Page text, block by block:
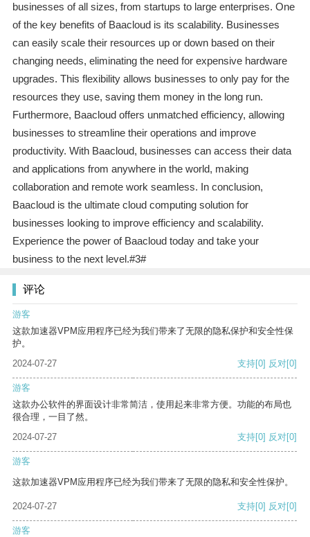
businesses of all sizes, from startups to large enterprises. One
of the key benefits of Baacloud is its scalability. Businesses
can easily scale their resources up or down based on their
changing needs, eliminating the need for expensive hardware
upgrades. This flexibility allows businesses to only pay for the
resources they use, saving them money in the long run.
Furthermore, Baacloud offers unmatched efficiency, allowing
businesses to streamline their operations and improve
productivity. With Baacloud, businesses can access their data
and applications from anywhere in the world, making
collaboration and remote work seamless. In conclusion,
Baacloud is the ultimate cloud computing solution for
businesses looking to improve efficiency and scalability.
Experience the power of Baacloud today and take your
business to the next level.#3#
评论
游客
这款加速器VPM应用程序已经为我们带来了无限的隐私保护和安全性保
护。
2024-07-27
支持[0] 反对[0]
游客
这款办公软件的界面设计非常简洁，使用起来非常方便。功能的布局也
很合理，一目了然。
2024-07-27
支持[0] 反对[0]
游客
这款加速器VPM应用程序已经为我们带来了无限的隐私和安全性保护。
2024-07-27 支持[0] 反对[0]
游客